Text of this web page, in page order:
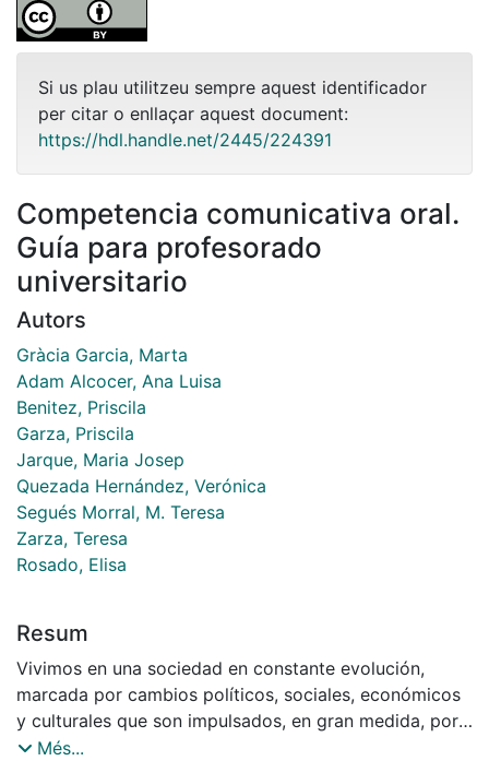
Si us plau utilitzeu sempre aquest identificador
per citar o enllaçar aquest document:
https://hdl.handle.net/2445/224391
Competencia comunicativa oral.
Guía para profesorado
universitario
Autors
Gràcia Garcia, Marta
Adam Alcocer, Ana Luisa
Benitez, Priscila
Garza, Priscila
Jarque, Maria Josep
Quezada Hernández, Verónica
Segués Morral, M. Teresa
Zarza, Teresa
Rosado, Elisa
Resum
Vivimos en una sociedad en constante evolución,
marcada por cambios políticos, sociales, económicos
y culturales que son impulsados, en gran medida, por
el acceso creciente a las tecnologías de la información
Més...